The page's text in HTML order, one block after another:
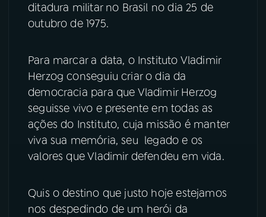
YouTube Facebook
ditadura militar no Brasil no dia 25 de
outubro de 1975.
Para marcar a data, o Instituto Vladimir
Herzog conseguiu criar o dia da
democracia para que Vladimir Herzog
seguisse vivo e presente em todas as
ações do Instituto, cuja missão é manter
viva sua memória, seu legado e os
valores que Vladimir defendeu em vida.
Quis o destino que justo hoje estejamos
nos despedindo de um herói da